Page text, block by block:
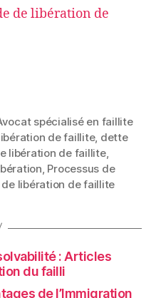
de libération de
spécialisé en faillite
de faillite, dette
libération de faillite,
Processus de
de libération de faillite
: Articles
du failli
de l’Immigration